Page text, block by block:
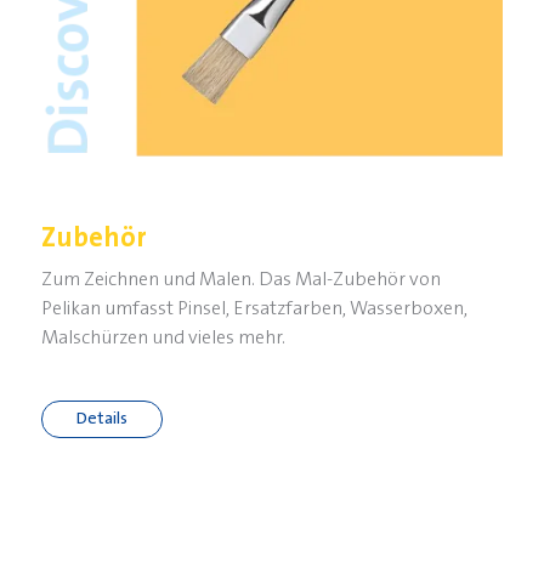
Zubehör
Zum Zeichnen und Malen. Das Mal-Zubehör von
Pelikan umfasst Pinsel, Ersatzfarben, Wasserboxen,
Malschürzen und vieles mehr.
Details